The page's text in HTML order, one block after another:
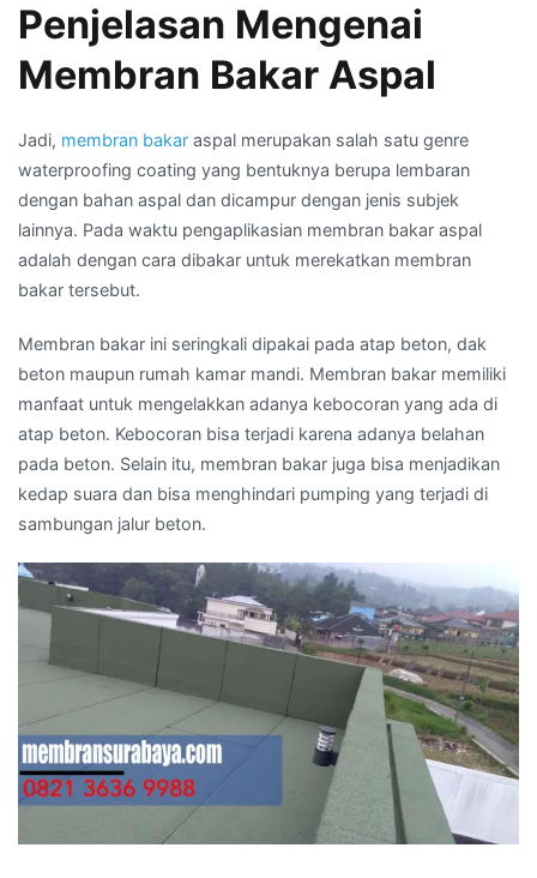
Penjelasan Mengenai
Membran Bakar Aspal
Jadi, membran bakar aspal merupakan salah satu genre
waterproofing coating yang bentuknya berupa lembaran
dengan bahan aspal dan dicampur dengan jenis subjek
lainnya. Pada waktu pengaplikasian membran bakar aspal
adalah dengan cara dibakar untuk merekatkan membran
bakar tersebut.
Membran bakar ini seringkali dipakai pada atap beton, dak
beton maupun rumah kamar mandi. Membran bakar memiliki
manfaat untuk mengelakkan adanya kebocoran yang ada di
atap beton. Kebocoran bisa terjadi karena adanya belahan
pada beton. Selain itu, membran bakar juga bisa menjadikan
kedap suara dan bisa menghindari pumping yang terjadi di
sambungan jalur beton.